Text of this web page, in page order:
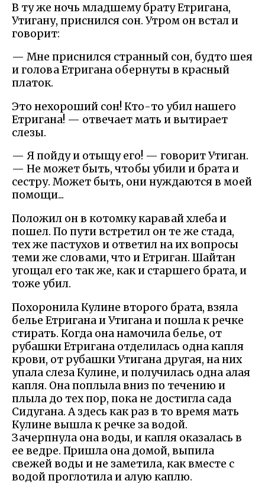
В ту же ночь младшему брату Етригана,
Утигану, приснился сон. Утром он встал и
говорит:
— Мне приснился странный сон, будто шея
и голова Етригана обернуты в красный
платок.
Это нехороший сон! Кто-то убил нашего
Етригана! — отвечает мать и вытирает
слезы.
— Я пойду и отыщу его! — говорит Утиган.
— Не может быть, чтобы убили и брата и
сестру. Может быть, они нуждаются в моей
помощи...
Положил он в котомку каравай хлеба и
пошел. По пути встретил он те же стада,
тех же пастухов и ответил на их вопросы
теми же словами, что и Етриган. Шайтан
угощал его так же, как и старшего брата, и
тоже убил.
Похоронила Кулине второго брата, взяла
белье Етригана и Утигана и пошла к речке
стирать. Когда она намочила белье, от
рубашки Етригана отделилась одна капля
крови, от рубашки Утигана другая, на них
упала слеза Кулине, и получилась одна алая
капля. Она поплыла вниз по течению и
плыла до тех пор, пока не достигла сада
Сидугана. А здесь как раз в то время мать
Кулине вышла к речке за водой.
Зачерпнула она воды, и капля оказалась в
ее ведре. Пришла она домой, выпила
свежей воды и не заметила, как вместе с
водой проглотила и алую каплю.